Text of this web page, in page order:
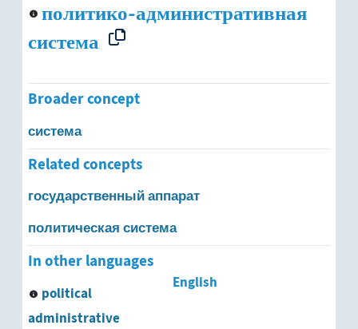
система транспортного сообщения
система целей
система ценностей
система человек-машина
социально-экономическая система
субсистема
политико-административная
система
Broader concept
система
Related concepts
государственный аппарат
политическая система
In other languages
English
political
administrative